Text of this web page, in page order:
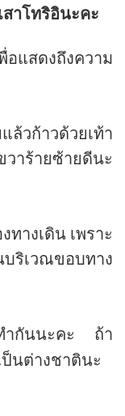
าโทริอินะคะ
แสดงถึงความ
วก้าวด้วยเท้า
าร้ายซ้ายดีนะ
างเดิน เพราะ
ริเวณขอบทาง
ำกันนะคะ ถ้า
นต่างชาตินะ